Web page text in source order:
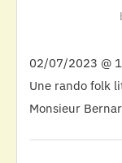
02/07/2023 @
Une rando folk
Monsieur